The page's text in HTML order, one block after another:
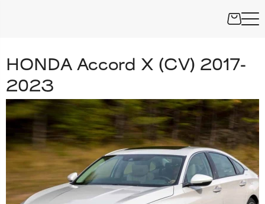
HONDA Accord X (CV) 2017-
2023